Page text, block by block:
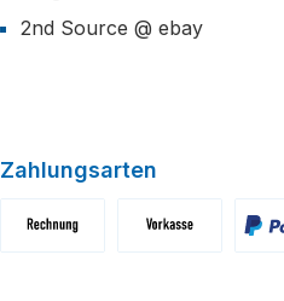
2nd Source @ ebay
Zahlungsarten